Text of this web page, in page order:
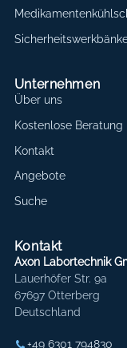
Unternehmen
Über uns
Kostenlose Beratung
Kontakt
Angebote
Suche
Kontakt
Axon Labortechnik
Lauerhöfer Str. 9a
67697 Otterberg
Deutschland
+49 6301 794830